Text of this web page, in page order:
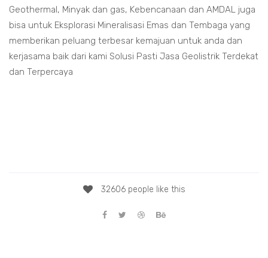
Geothermal, Minyak dan gas, Kebencanaan dan AMDAL juga
bisa untuk Eksplorasi Mineralisasi Emas dan Tembaga yang
memberikan peluang terbesar kemajuan untuk anda dan
kerjasama baik dari kami Solusi Pasti Jasa Geolistrik Terdekat
dan Terpercaya
32606 people like this